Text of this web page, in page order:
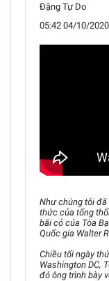
Đặng Tự Do
05:42 04/10/2020
Như chúng tôi
thức của tổng
bãi cỏ của Tòa
Quốc gia Walter
Chiều tối ngày
Washington DC,
đó ông trình bày